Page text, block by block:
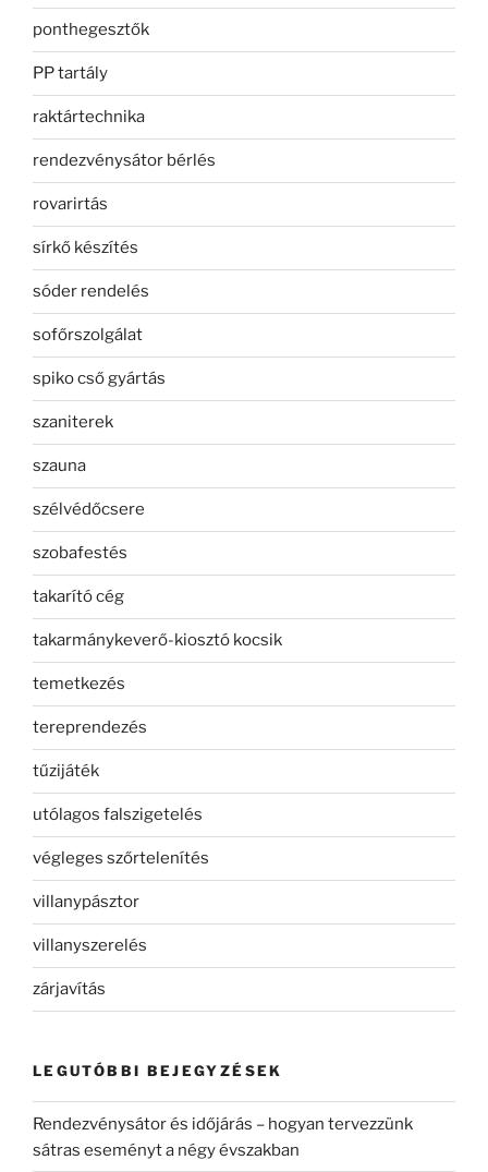
ponthegesztők
PP tartály
raktártechnika
rendezvénysátor bérlés
rovarirtás
sírkő készítés
sóder rendelés
sofőrszolgálat
spiko cső gyártás
szaniterek
szauna
szélvédőcsere
szobafestés
takarító cég
takarmánykeverő-kiosztó kocsik
temetkezés
tereprendezés
tűzijáték
utólagos falszigetelés
végleges szőrtelenítés
villanypásztor
villanyszerelés
zárjavítás
LEGUTÓBBI BEJEGYZÉSEK
Rendezvénysátor és időjárás – hogyan tervezzünk
sátras eseményt a négy évszakban